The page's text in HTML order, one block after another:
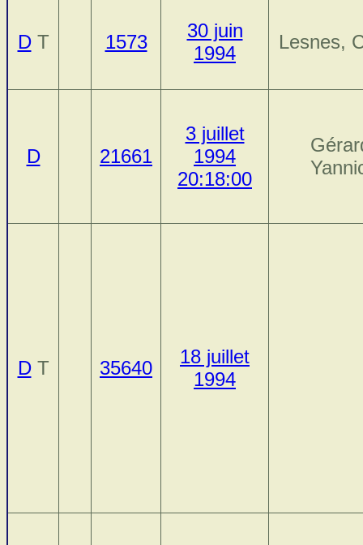
DT 1573
30 juin
1994
Lesnes,
D 21661
3 juillet
1994
20:18:00
DT 35640
18 juillet
1994